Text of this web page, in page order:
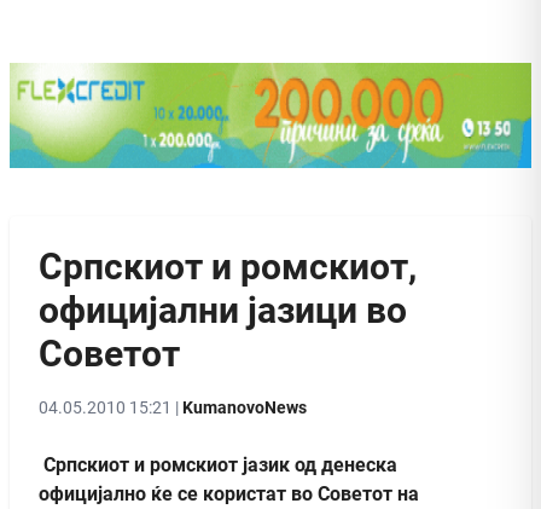
Српскиот и ромскиот,
официјални јазици во
Советот
04.05.2010 15:21 |KumanovoNews
Српскиот и ромскиот јазик од денеска
официјално ќе се користат во Советот на